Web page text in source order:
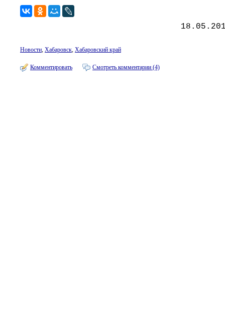
Новости, Хабаровск, Хабаровский край
Комментировать Смотреть комментарии (4)